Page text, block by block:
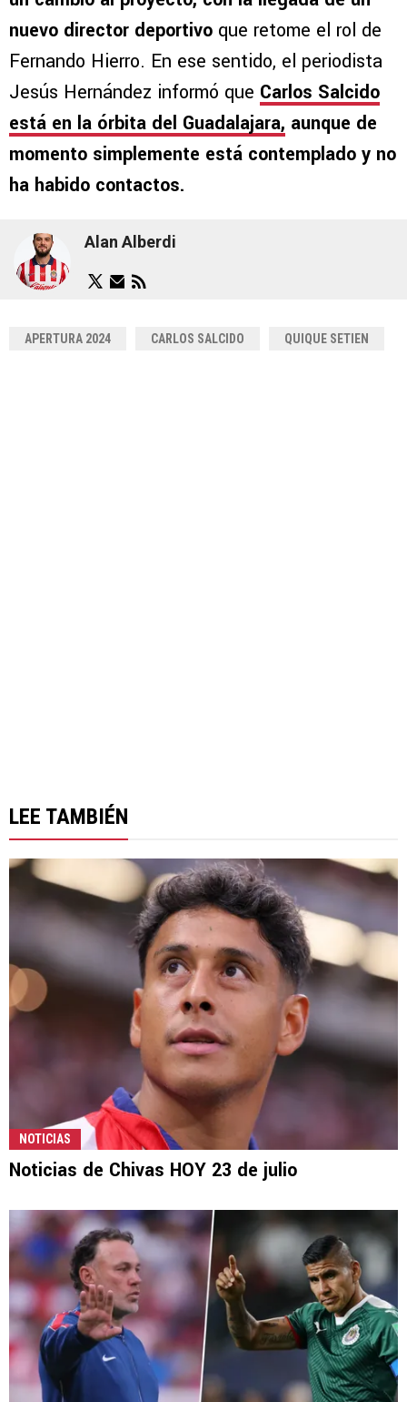
nuevo director deportivo que retome el rol de
Fernando Hierro. En ese sentido, el periodista
Jesús Hernández informó que Carlos Salcido
está en la órbita del Guadalajara, aunque de
momento simplemente está contemplado y no
ha habido contactos.
Alan Alberdi
APERTURA 2024 CARLOS SALCIDO QUIQUE SETIEN
LEE TAMBIÉN
NOTICIAS
Noticias de Chivas HOY 23 de julio